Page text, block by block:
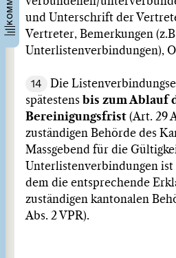
und Unterschrift der
Vertreter, Bemerkungen
Unterlistenverbindungen),
14
Die
spätestens bis zum Ablauf
Bereinigungsfrist (Art. 29
zuständigen Behörde des
Massgebend für die
Unterlistenverbindungen
dem die entsprechende
zuständigen kantonalen
Abs. 2 VPR).